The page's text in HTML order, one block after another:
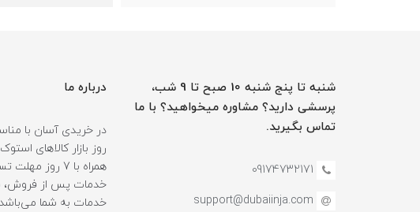
شنبه تا پنج شنبه 10 صبح تا 9 شب،
پرسشی دارید؟ مشاوره میخواهید؟ با ما
تماس بگیرید.
09174732171
support@dubaiinja.com
درباره ما
در خریدی آسان با
روز بازار کالاهای
همراه با 7
خدمات پس از فروش،
خدمات به شما